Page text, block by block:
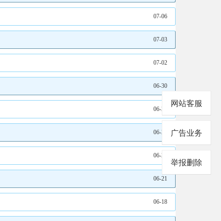
07-06
07-03
07-02
06-30
06-27
06-25
06-24
06-21
06-18
网站客服
广告业务
举报删除